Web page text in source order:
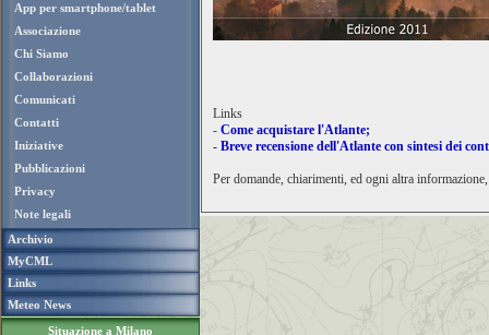
App per smartphone/tablet
Associazione
Chi Siamo
Collaborazioni
Comunicati
Contatti
Iniziative
Pubblicazioni
Privacy
Note legali
Archivio
MyCML
Links
Meteo News
Situazione a Milano
Links
- Come acquistare l'Atlante;
- Breve recensione dell'Atlante con sintesi dei
Per domande, chiarimenti, ed ogni altra